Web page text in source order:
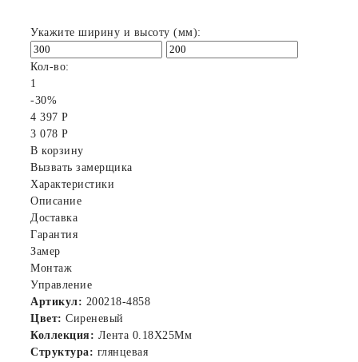
Укажите ширину и высоту (мм):
Кол-во:
1
-30%
4 397 Р
3 078 Р
В корзину
Вызвать замерщика
Характеристики
Описание
Доставка
Гарантия
Замер
Монтаж
Управление
Артикул: 200218-4858
Цвет: Сиреневый
Коллекция: Лента 0.18X25Мм
Структура: глянцевая